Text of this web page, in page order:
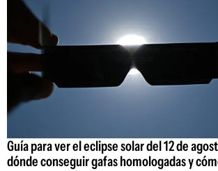
Guía para ver el eclipse solar del 12 de
dónde conseguir gafas homologadas y